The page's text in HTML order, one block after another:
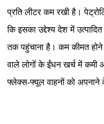
प्रति लीटर कम रखी है।
कि इसका उद्देश्य देश में
तक पहुंचाना है। कम कीमत
वाले लोगों के ईंधन खर्च में कमी
फ्लेक्स-फ्यूल वाहनों को अपनाने